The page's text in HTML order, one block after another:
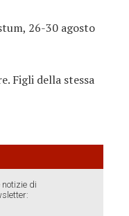
26-30 agosto
Figli della stessa
di